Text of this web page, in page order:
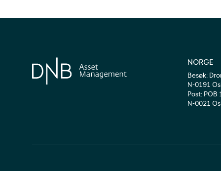
NORGE
Besøk:
N-0191
Post: POB
N-0021